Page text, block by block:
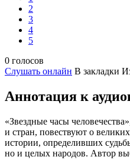
2
3
4
5
0 голосов
Слушать онлайн В закладки
Аннотация к
«Звездные часы
и стран, повествуют о
истории, определивших
но и целых народов. Автор